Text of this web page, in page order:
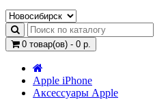
0 товар(ов) - 0 р.
Apple iPhone
Аксессуары Apple